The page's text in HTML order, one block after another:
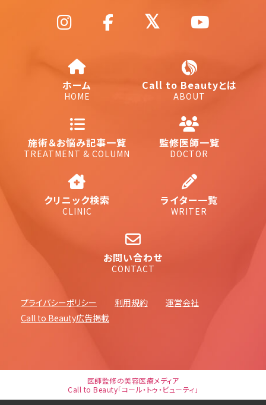
ホーム
HOME
Call to Beautyとは
ABOUT
施術＆お悩み記事一覧
TREATMENT & COLUMN
監修医師一覧
DOCTOR
クリニック検索
CLINIC
ライター一覧
WRITER
お問い合わせ
CONTACT
プライバシーポリシー 利用規約
運営会社
Call to Beauty広告掲載
医師監修の美容医療メディア
Call to Beauty「コール・トゥ・ビューティ」